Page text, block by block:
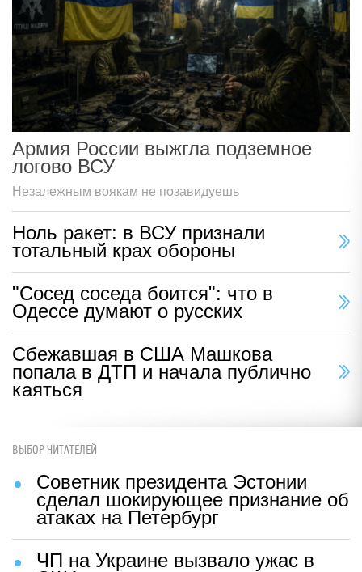
Армия России выжгла подземное
логово ВСУ
Незалежным воякам не позавидуешь
Ноль ракет: в ВСУ признали
тотальный крах обороны
"Сосед соседа боится": что в
Одессе думают о русских
Сбежавшая в США Машкова
попала в ДТП и начала публично
каяться
ВЫБОР ЧИТАТЕЛЕЙ
Советник президента Эстонии
сделал шокирующее признание об
атаках на Петербург
ЧП на Украине вызвало ужас в